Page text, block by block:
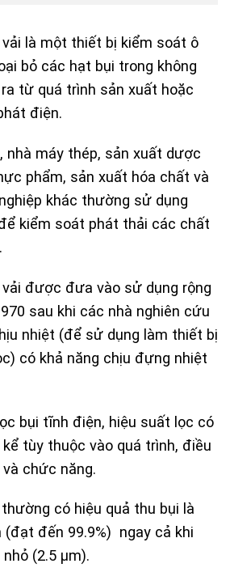
là một thiết bị kiểm soát ô
bỏ các hạt bụi trong không
từ quá trình sản xuất hoặc
điện.
nhà máy thép, sản xuất dược
phẩm, sản xuất hóa chất và
khác thường sử dụng
kiểm soát phát thải các chất
được đưa vào sử dụng rộng
sau khi các nhà nghiên cứu
nhiệt (để sử dụng làm thiết bị
có khả năng chịu đựng nhiệt
bụi tĩnh điện, hiệu suất lọc có
tùy thuộc vào quá trình, điều
chức năng.
có hiệu quả thu bụi là
(đạt đến 99.9%) ngay cả khi
(2.5 µm).